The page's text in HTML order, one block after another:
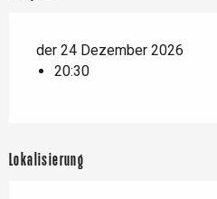
der 24 Dezember 2026
20:30
Lokalisierung